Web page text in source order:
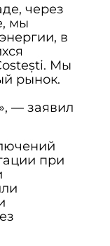
через
мы
в
Мы
рынок.
— заявил
при